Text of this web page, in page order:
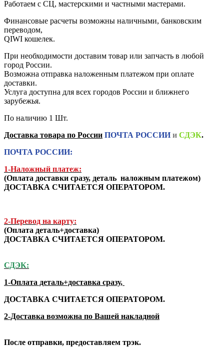
Работаем с СЦ, мастерскими и частными мастерами.
Финансовые расчеты возможны наличными, банковским
переводом,
QIWI кошелек.
При необходимости доставим товар или запчасть в любой
город России.
Возможна отправка наложенным платежом при оплате
доставки.
Услуга доступна для всех городов России и ближнего
зарубежья.
По наличию 1 Шт.
Доставка товара по России ПОЧТА РОССИИи СДЭК.
ПОЧТА РОССИИ:
1-Наложный платеж:
(Оплата доставки сразу, деталь наложным платежом)
ДОСТАВКА СЧИТАЕТСЯ ОПЕРАТОРОМ.
2-Перевод на карту:
(Оплата деталь+доставка)
ДОСТАВКА СЧИТАЕТСЯ ОПЕРАТОРОМ.
СДЭК:
1-Оплата деталь+доставка сразу,
ДОСТАВКА СЧИТАЕТСЯ ОПЕРАТОРОМ.
2-Доставка возможна по Вашей накладной
После отправки, предоставляем трэк.